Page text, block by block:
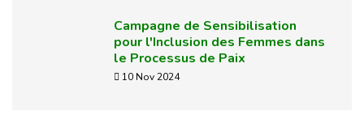
Campagne de Sensibilisation
pour l'Inclusion des Femmes dans
le Processus de Paix
10 Nov 2024